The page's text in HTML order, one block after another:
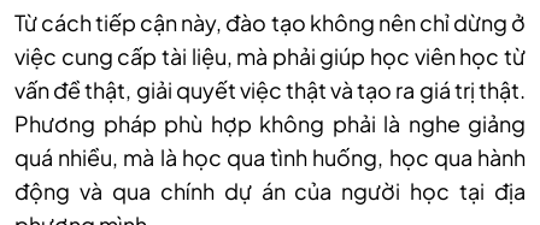
Từ cách tiếp cận này, đào tạo không nên chỉ dừng ở
việc cung cấp tài liệu, mà phải giúp học viên học từ
vấn đề thật, giải quyết việc thật và tạo ra giá trị thật.
Phương pháp phù hợp không phải là nghe giảng
quá nhiều, mà là học qua tình huống, học qua hành
động và qua chính dự án của người học tại địa